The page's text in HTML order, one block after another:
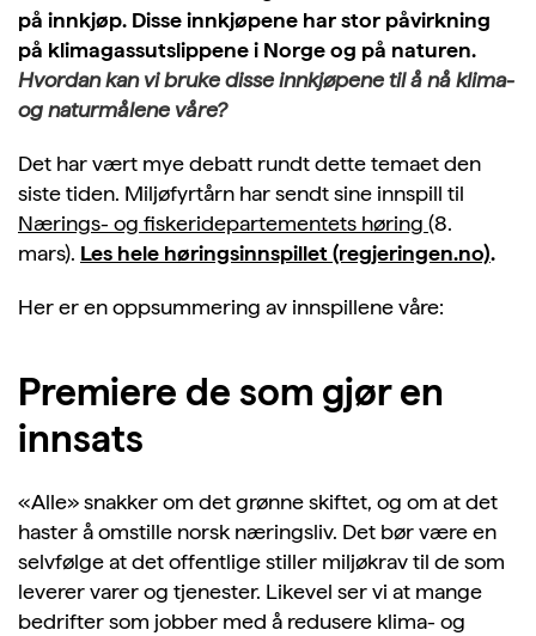
på innkjøp. Disse innkjøpene har stor påvirkning
på klimagassutslippene i Norge og på naturen.
Hvordan kan vi bruke disse innkjøpene til å nå klima-
og naturmålene våre?
Det har vært mye debatt rundt dette temaet den
siste tiden. Miljøfyrtårn har sendt sine innspill til
Nærings- og fiskeridepartementets høring (8.
mars). Les hele høringsinnspillet (regjeringen.no).
Her er en oppsummering av innspillene våre:
Premiere de som gjør en
innsats
«Alle» snakker om det grønne skiftet, og om at det
haster å omstille norsk næringsliv. Det bør være en
selvfølge at det offentlige stiller miljøkrav til de som
leverer varer og tjenester. Likevel ser vi at mange
bedrifter som jobber med å redusere klima- og